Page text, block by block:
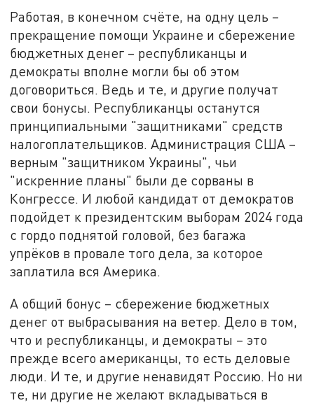
Работая, в конечном счёте, на одну цель –
прекращение помощи Украине и сбережение
бюджетных денег – республиканцы и
демократы вполне могли бы об этом
договориться. Ведь и те, и другие получат
свои бонусы. Республиканцы останутся
принципиальными "защитниками" средств
налогоплательщиков. Администрация США –
верным "защитником Украины", чьи
"искренние планы" были де сорваны в
Конгрессе. И любой кандидат от демократов
подойдет к президентским выборам 2024 года
с гордо поднятой головой, без багажа
упрёков в провале того дела, за которое
заплатила вся Америка.
А общий бонус – сбережение бюджетных
денег от выбрасывания на ветер. Дело в том,
что и республиканцы, и демократы – это
прежде всего американцы, то есть деловые
люди. И те, и другие ненавидят Россию. Но ни
те, ни другие не желают вкладываться в